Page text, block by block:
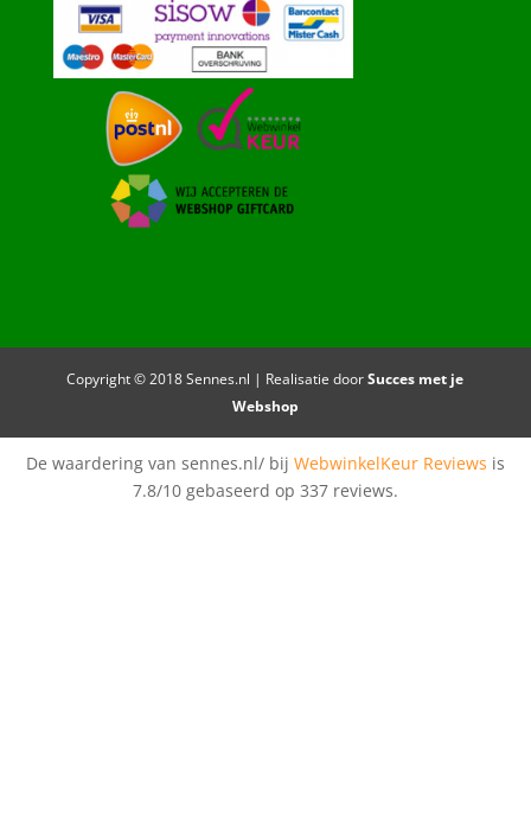
Copyright © 2018 Sennes.nl | Realisatie doorSucces met je
Webshop
De waardering van sennes.nl/ bij WebwinkelKeur Reviews is
7.8/10 gebaseerd op 337 reviews.